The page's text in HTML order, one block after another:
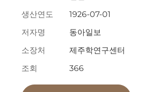
생산연도
1926-07-01
저자명
동아일보
소장처
제주학연구센터
조회
366